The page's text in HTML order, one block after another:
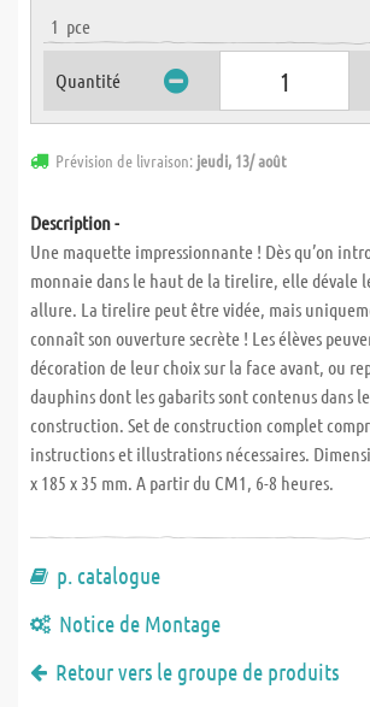
1 pce
Quantité
Prévision de livraison: jeudi, 13/ août
Description -
Une maquette impressionnante ! Dès qu’on
monnaie dans le haut de la tirelire, elle dévale
allure. La tirelire peut être vidée, mais
connaît son ouverture secrète ! Les élèves
décoration de leur choix sur la face avant, ou
dauphins dont les gabarits sont contenus dans
construction. Set de construction complet
instructions et illustrations nécessaires.
x 185 x 35 mm. A partir du CM1, 6-8 heures.
p. catalogue
Notice de Montage
Retour vers le groupe de produits